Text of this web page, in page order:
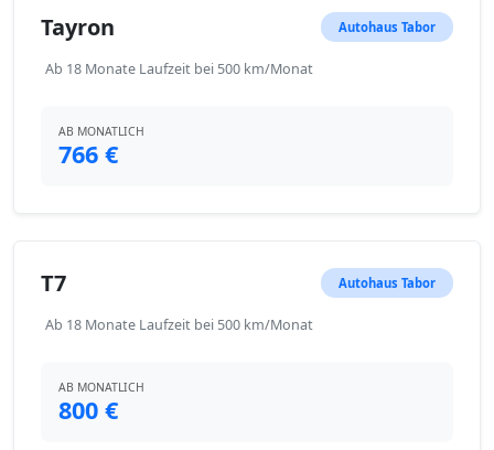
Tayron Autohaus Tabor
Ab 18 Monate Laufzeit bei 500 km/Monat
AB MONATLICH
766 €
T7 Autohaus Tabor
Ab 18 Monate Laufzeit bei 500 km/Monat
AB MONATLICH
800 €